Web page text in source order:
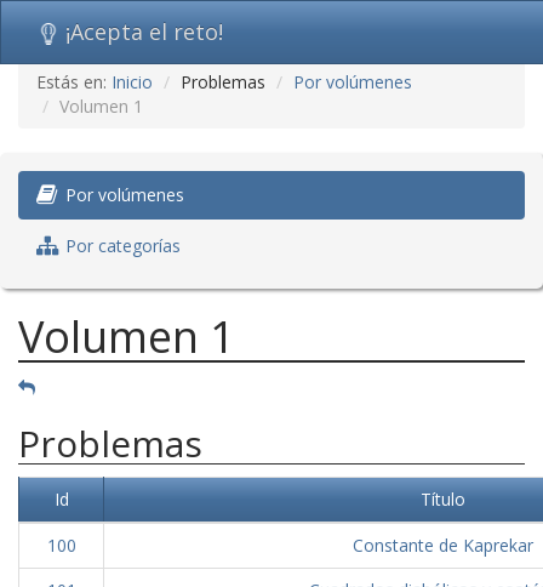
Ir
contenido
navegación)
¡Acepta el reto!
Estás en: Inicio Problemas
Por volúmenes
Volumen 1
Por volúmenes
Por categorías
Volumen 1
Problemas
Id
Título
100
Constante de Kaprekar